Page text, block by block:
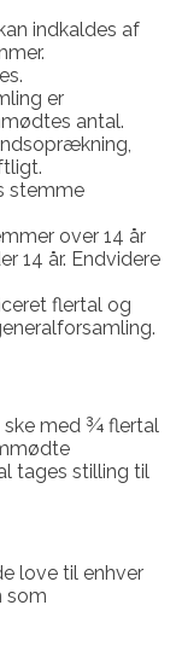
indkaldes af
er
antal.
stemme
over 14 år
14 år. Endvidere
flertal og
ske med ¾ flertal
tages stilling til
love til enhver
som